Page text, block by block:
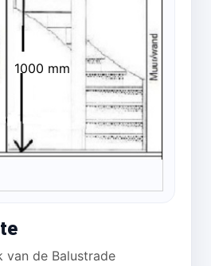
1000 mm
van de Balustrade